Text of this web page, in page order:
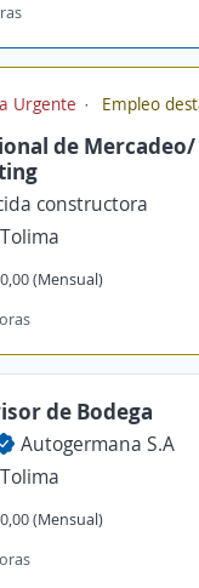
Urgente Empleo
de
constructora
(Mensual)
de Bodega
Autogermana S.A
(Mensual)